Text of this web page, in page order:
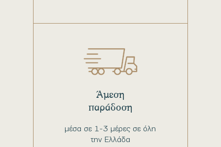
μέσα σε 1-3 μέρες σε όλη
την Ελλάδα
Άμεση
παράδοση